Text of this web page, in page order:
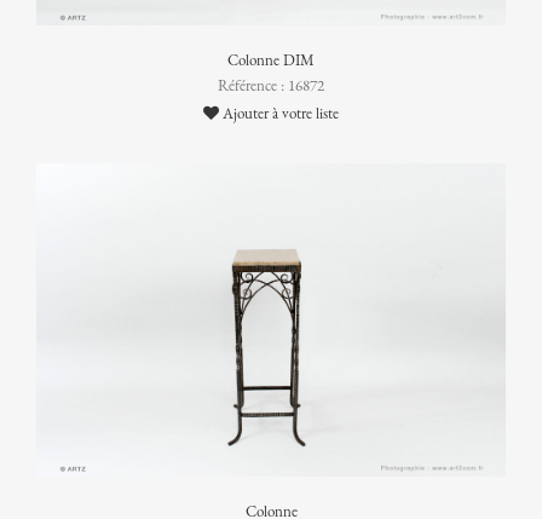
Colonne DIM
Référence : 16872
Ajouter à votre liste
Colonne